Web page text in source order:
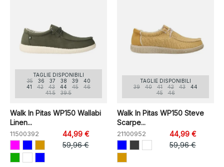
TAGLIE DISPONIBILI
35
36 37 38 39
40
41
42 43 44 45
46
41.5
39.5
Walk In Pitas WP150 Wallabi
Linen...
11500392
44,99 €
59,96 €
TAGLIE DISPONIBILI
39
40 41 42 43
44
45
46
Walk In Pitas WP150 Steve
Scarpe...
21100952
44,99 €
59,96 €